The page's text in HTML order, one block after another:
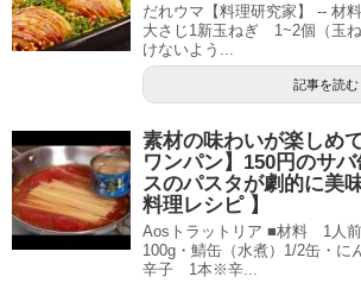
だれウマ【料理研究家】 -- 材
大さじ1新玉ねぎ 1~2個（玉
けないよう...
記事を読む
素材の味わいが楽しめ
ワンパン】150円のサ
スのパスタが劇的に美
料理レシピ 】
Aosトラットリア ■材料 1人
100g・鯖缶（水煮）1/2缶・
辛子 1本※辛...